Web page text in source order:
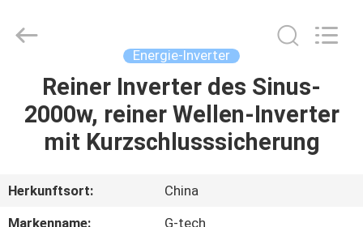
HAUSE
ÜBER
POWER
GROUP.
Energie-Inverter
Reiner Inverter des Sinus-
2000w, reiner Wellen-Inverter
mit Kurzschlusssicherung
Herkunftsort:
China
Markenname:
G-tech